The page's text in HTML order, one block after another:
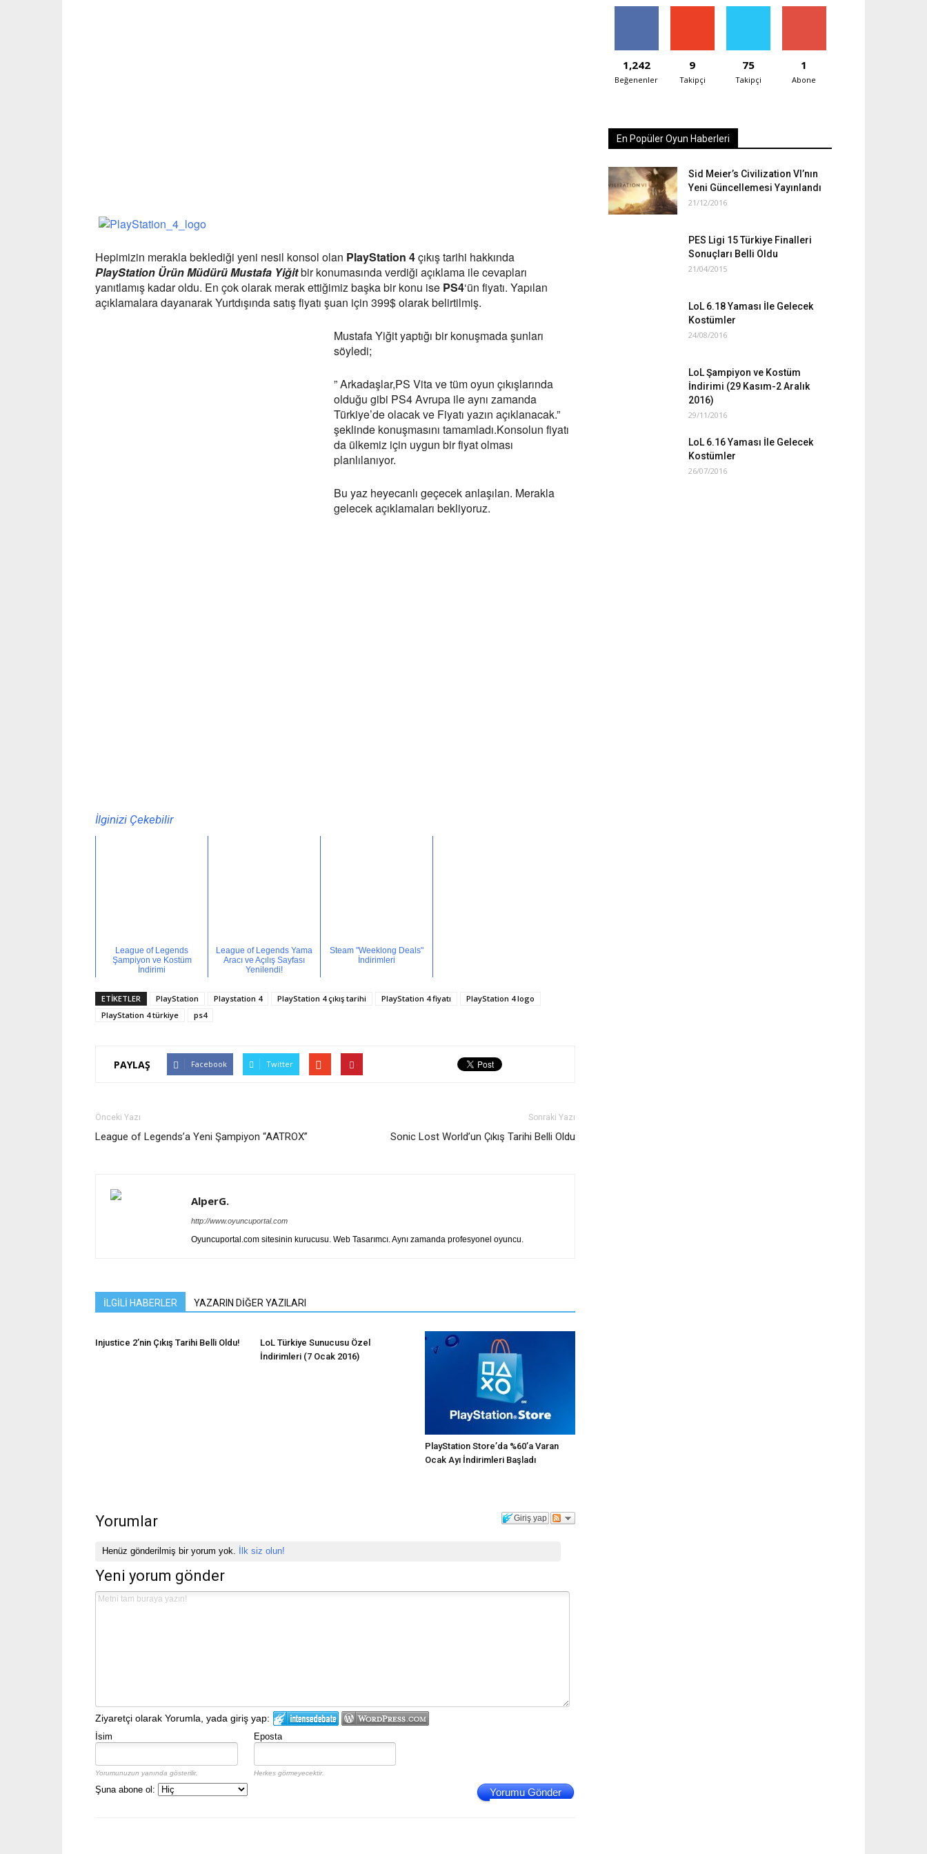
Hepimizin merakla beklediği yeni nesil konsol olan PlayStation 4çıkış tarihi hakkında
PlayStation Ürün Müdürü Mustafa Yiğitbir konumasında verdiği açıklama ile cevapları
yanıtlamış kadar oldu. En çok olarak merak ettiğimiz başka bir konu ise PS4‘ün fiyatı. Yapılan
açıklamalara dayanarak Yurtdışında satış fiyatı şuan için 399$ olarak belirtilmiş.
Mustafa Yiğit yaptığı bir konuşmada şunları
söyledi;
” Arkadaşlar,PS Vita ve tüm oyun çıkışlarında
olduğu gibi PS4 Avrupa ile aynı zamanda
Türkiye’de olacak ve Fiyatı yazın açıklanacak.”
şeklinde konuşmasını tamamladı.Konsolun fiyatı
da ülkemiz için uygun bir fiyat olması
planlılanıyor.
Bu yaz heyecanlı geçecek anlaşılan. Merakla
gelecek açıklamaları bekliyoruz.
İlginizi Çekebilir
League of Legends
Şampiyon ve Kostüm
İndirimi
League of Legends Yama
Aracı ve Açılış Sayfası
Yenilendi!
Steam "Weeklong Deals"
İndirimleri
ETİKETLER PlayStation Playstation 4 PlayStation 4 çıkış tarihi PlayStation 4 fiyatı
PlayStation 4 logo
PlayStation 4 türkiye
ps4
PAYLAŞ Facebook Twitter
Önceki Yazı
League of Legends’a Yeni Şampiyon “AATROX”
Sonraki Yazı
Sonic Lost World’un Çıkış Tarihi Belli Oldu
AlperG.
http://www.oyuncuportal.com
Oyuncuportal.com sitesinin kurucusu. Web Tasarımcı. Aynı zamanda profesyonel oyuncu.
İLGİLİ HABERLER YAZARIN DİĞER YAZILARI
Injustice 2’nin Çıkış Tarihi Belli Oldu!
LoL Türkiye Sunucusu Özel
İndirimleri (7 Ocak 2016)
PlayStation Store’da %60’a Varan
Ocak Ayı İndirimleri Başladı
Giriş yap
Yorumlar
Henüz gönderilmiş bir yorum yok. İlk siz olun!
Yeni yorum gönder
Ziyaretçi olarak Yorumla, yada giriş yap:
İsim Eposta
Yorumunuzun yanında gösterilir. Herkes görmeyecektir.
Yorumu Gönder
Şuna abone ol:
1,242
Beğenenler
9
Takipçi
75
Takipçi
1
Abone
En Popüler Oyun Haberleri
Sid Meier’s Civilization VI’nın
Yeni Güncellemesi Yayınlandı
21/12/2016
PES Ligi 15 Türkiye Finalleri
Sonuçları Belli Oldu
21/04/2015
LoL 6.18 Yaması İle Gelecek
Kostümler
24/08/2016
LoL Şampiyon ve Kostüm
İndirimi (29 Kasım-2 Aralık
2016)
29/11/2016
LoL 6.16 Yaması İle Gelecek
Kostümler
26/07/2016